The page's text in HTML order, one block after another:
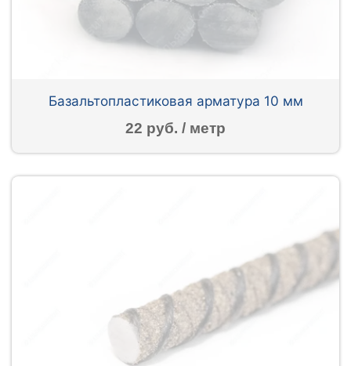
Базальтопластиковая арматура 10 мм
22 руб. / метр